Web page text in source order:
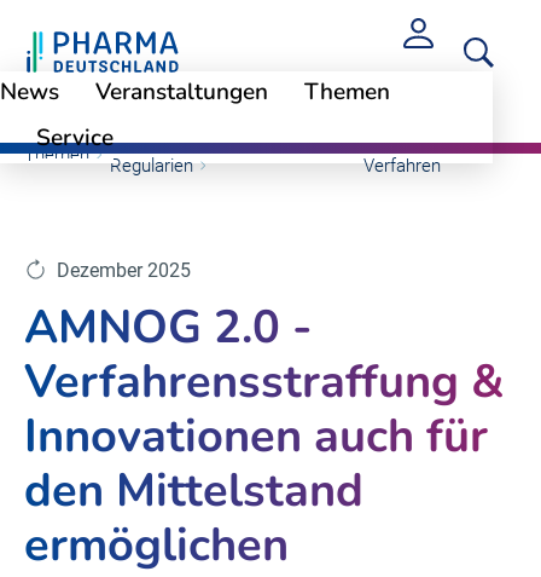
News Veranstaltungen
Themen
Service
Themen
Arzneimittelpreise und
Regularien
AMNOG-
Verfahren
Dezember 2025
AMNOG 2.0 -
Verfahrensstraffung &
Innovationen auch für
den Mittelstand
ermöglichen